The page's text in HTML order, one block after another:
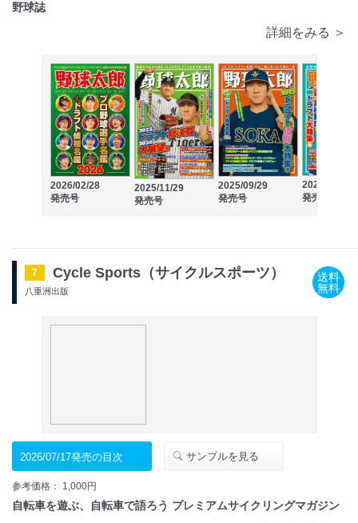
野球誌
詳細をみる ＞
2026/02/28
発売号
2025/11/29
発売号
2025/09/29
発売号
2025/06/25
発売号
7 Cycle Sports（サイクルスポーツ）
八重洲出版
送料
無料
2026/07/17発売の目次 サンプルを見る
参考価格： 1,000円
自転車を遊ぶ、自転車で語ろう プレミアムサイクリングマガジン